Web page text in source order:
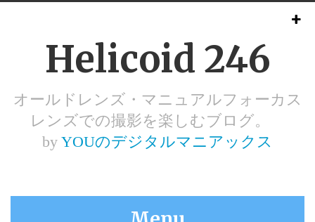
Helicoid 246
オールドレンズ・マニュアルフォーカス
レンズでの撮影を楽しむブログ。
by YOUのデジタルマニアックス